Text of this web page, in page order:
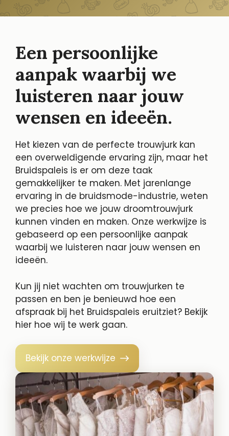
Een persoonlijke
aanpak waarbij we
luisteren naar jouw
wensen en ideeën.
Het kiezen van de perfecte trouwjurk kan
een overweldigende ervaring zijn, maar het
Bruidspaleis is er om deze taak
gemakkelijker te maken. Met jarenlange
ervaring in de bruidsmode-industrie, weten
we precies hoe we jouw droomtrouwjurk
kunnen vinden en maken. Onze werkwijze is
gebaseerd op een persoonlijke aanpak
waarbij we luisteren naar jouw wensen en
ideeën.
Kun jij niet wachten om trouwjurken te
passen en ben je benieuwd hoe een
afspraak bij het Bruidspaleis eruitziet? Bekijk
hier hoe wij te werk gaan.
Bekijk onze werkwijze